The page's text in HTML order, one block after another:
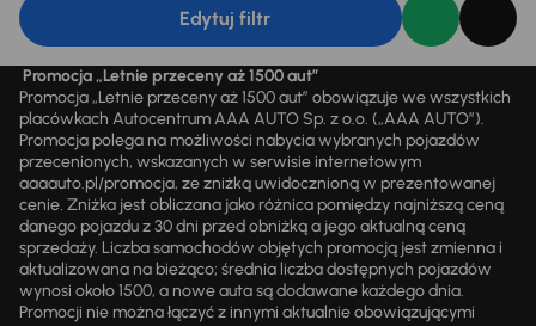
Edytuj filtr
Promocja „Letnie przeceny aż 1500 aut”
Promocja „Letnie przeceny aż 1500 aut” obowiązuje we wszystkich
placówkach Autocentrum AAA AUTO Sp. z o.o. („AAA AUTO”).
Promocja polega na możliwości nabycia wybranych pojazdów
przecenionych, wskazanych w serwisie internetowym
aaaauto.pl/promocja, ze zniżką uwidocznioną w prezentowanej
cenie. Zniżka jest obliczana jako różnica pomiędzy najniższą ceną
danego pojazdu z 30 dni przed obniżką a jego aktualną ceną
sprzedaży. Liczba samochodów objętych promocją jest zmienna i
aktualizowana na bieżąco; średnia liczba dostępnych pojazdów
wynosi około 1500, a nowe auta są dodawane każdego dnia.
Promocji nie można łączyć z innymi aktualnie obowiązującymi